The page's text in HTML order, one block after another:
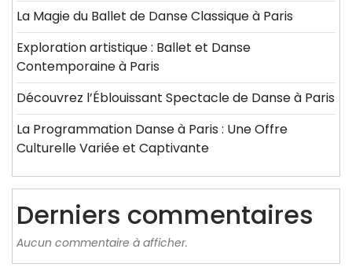
La Magie du Ballet de Danse Classique à Paris
Exploration artistique : Ballet et Danse
Contemporaine à Paris
Découvrez l’Éblouissant Spectacle de Danse à Paris
La Programmation Danse à Paris : Une Offre
Culturelle Variée et Captivante
Derniers commentaires
Aucun commentaire à afficher.